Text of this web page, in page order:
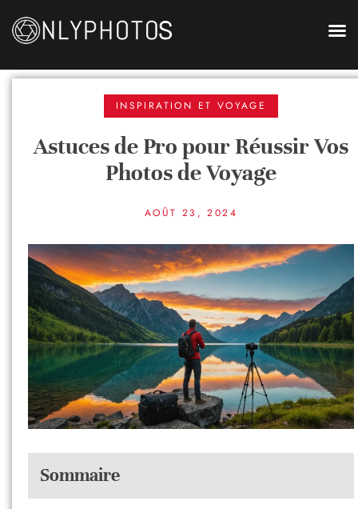
INSPIRATION ET VOYAGE
Astuces de Pro pour Réussir Vos
Photos de Voyage
AOÛT 23, 2024
Sommaire